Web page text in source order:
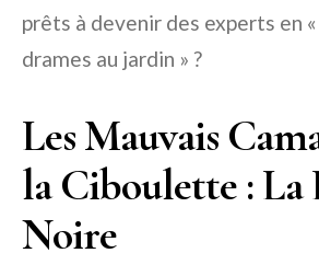
prêts à devenir des experts en
drames au jardin » ?
Les Mauvais
la Ciboulette : La
Noire